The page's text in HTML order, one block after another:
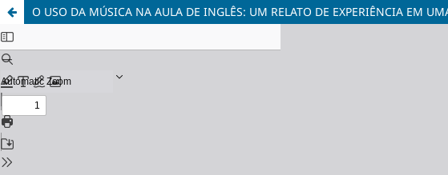
O USO DA MÚSICA NA AULA DE INGLÊS: UM RELATO DE EXPERIÊNCIA EM